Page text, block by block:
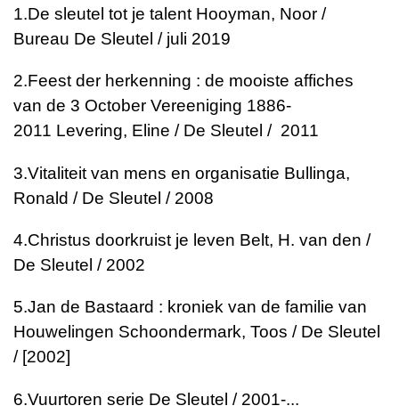
1.De sleutel tot je talent Hooyman, Noor /
Bureau De Sleutel / juli 2019
2.Feest der herkenning : de mooiste affiches
van de 3 October Vereeniging 1886-
2011 Levering, Eline / De Sleutel / 2011
3.Vitaliteit van mens en organisatie Bullinga,
Ronald / De Sleutel / 2008
4.Christus doorkruist je leven Belt, H. van den /
De Sleutel / 2002
5.Jan de Bastaard : kroniek van de familie van
Houwelingen Schoondermark, Toos / De Sleutel
/ [2002]
6.Vuurtoren serie De Sleutel / 2001-...